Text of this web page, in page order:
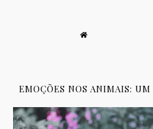
EMOÇÕES NOS ANIMAIS: